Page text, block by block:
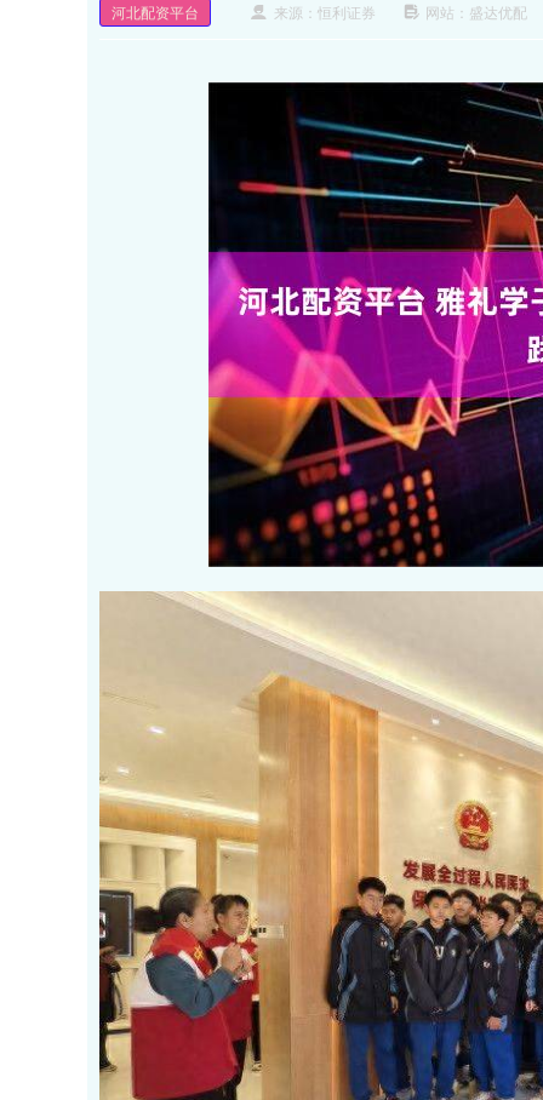
河北配资平台 来源：恒利证券 网站：盛达优配
1.02% 深证成指 14311.01 200.89